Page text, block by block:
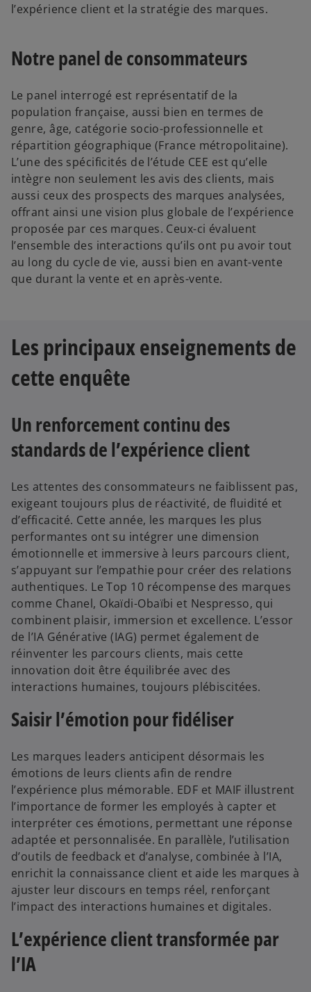
l’expérience client et la stratégie des marques.
Notre panel de consommateurs
Le panel interrogé est représentatif de la
population française, aussi bien en termes de
genre, âge, catégorie socio-professionnelle et
répartition géographique (France métropolitaine).
L’une des spécificités de l’étude CEE est qu’elle
intègre non seulement les avis des clients, mais
aussi ceux des prospects des marques analysées,
offrant ainsi une vision plus globale de l’expérience
proposée par ces marques. Ceux-ci évaluent
l’ensemble des interactions qu’ils ont pu avoir tout
au long du cycle de vie, aussi bien en avant-vente
que durant la vente et en après-vente.
Les principaux enseignements de
cette enquête
Un renforcement continu des
standards de l’expérience client
Les attentes des consommateurs ne faiblissent pas,
exigeant toujours plus de réactivité, de fluidité et
d’efficacité. Cette année, les marques les plus
performantes ont su intégrer une dimension
émotionnelle et immersive à leurs parcours client,
s’appuyant sur l’empathie pour créer des relations
authentiques. Le Top 10 récompense des marques
comme Chanel, Okaïdi-Obaïbi et Nespresso, qui
combinent plaisir, immersion et excellence. L’essor
de l’IA Générative (IAG) permet également de
réinventer les parcours clients, mais cette
innovation doit être équilibrée avec des
interactions humaines, toujours plébiscitées.
Saisir l’émotion pour fidéliser
Les marques leaders anticipent désormais les
émotions de leurs clients afin de rendre
l’expérience plus mémorable. EDF et MAIF illustrent
l’importance de former les employés à capter et
interpréter ces émotions, permettant une réponse
adaptée et personnalisée. En parallèle, l’utilisation
d’outils de feedback et d’analyse, combinée à l’IA,
enrichit la connaissance client et aide les marques à
ajuster leur discours en temps réel, renforçant
l’impact des interactions humaines et digitales.
L’expérience client transformée par
l’IA